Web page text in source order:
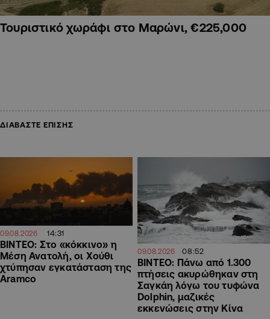
Τουριστικό χωράφι στο Μαρώνι, €225,000
ΔΙΑΒΑΣΤΕ ΕΠΙΣΗΣ
09.08.2026 14:31
ΒΙΝΤΕΟ: Στο «κόκκινο» η
Μέση Ανατολή, οι Χούθι
χτύπησαν εγκατάσταση της
Aramco
09.08.2026 08:52
ΒΙΝΤΕΟ: Πάνω από 1.300
πτήσεις ακυρώθηκαν στη
Σαγκάη λόγω του τυφώνα
Dolphin, μαζικές
εκκενώσεις στην Κίνα